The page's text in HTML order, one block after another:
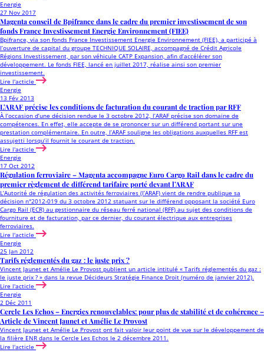
Energie
27 Nov 2017
Magenta conseil de Bpifrance dans le cadre du premier investissement de son
fonds France Investissement Energie Environnement (FIEE)
Bpifrance, via son fonds France Investissement Energie Environnement (FIEE), a participé à
l’ouverture de capital du groupe TECHNIQUE SOLAIRE, accompagné de Crédit Agricole
Régions Investissement, par son véhicule CATP Expansion, afin d’accélérer son
développement. Le fonds FIEE, lancé en juillet 2017, réalise ainsi son premier
investissement.
Lire l'acticle
Energie
13 Fév 2013
L’ARAF précise les conditions de facturation du courant de traction par RFF
À l’occasion d’une décision rendue le 3 octobre 2012, l’ARAF précise son domaine de
compétences. En effet, elle accepte de se prononcer sur un différend portant sur une
prestation complémentaire. En outre, l’ARAF souligne les obligations auxquelles RFF est
assujetti lorsqu’il fournit le courant de traction.
Lire l'acticle
Energie
17 Oct 2012
Régulation ferroviaire – Magenta accompagne Euro Cargo Rail dans le cadre du
premier règlement de différend tarifaire porté devant l’ARAF
L’Autorité de régulation des activités ferroviaires (l’ARAF) vient de rendre publique sa
décision n°2012-019 du 3 octobre 2012 statuant sur le différend opposant la société Euro
Cargo Rail (ECR) au gestionnaire du réseau ferré national (RFF) au sujet des conditions de
fourniture et de facturation, par ce dernier, du courant électrique aux entreprises
ferroviaires.
Lire l'acticle
Energie
25 Jan 2012
Tarifs réglementés du gaz : le juste prix ?
Vincent Jaunet et Amélie Le Provost publient un article intitulé « Tarifs réglementés du gaz :
le juste prix ? » dans la revue Décideurs Stratégie Finance Droit (numéro de janvier 2012).
Lire l'acticle
Energie
2 Déc 2011
Cercle Les Echos – Energies renouvelables: pour plus de stabilité et de cohérence –
Article de Vincent Jaunet et Amélie Le Provost
Vincent Jaunet et Amélie Le Provost ont fait valoir leur point de vue sur le développement de
la filière ENR dans le Cercle Les Echos le 2 décembre 2011.
Lire l'acticle